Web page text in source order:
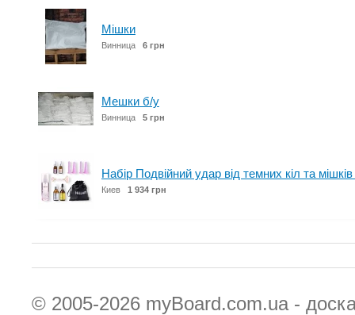
Мішки
Винница 6 грн
Мешки б/у
Винница 5 грн
Набір Подвійний удар від темних кіл та
Киев 1 934 грн
© 2005-2026 myBoard.com.ua -